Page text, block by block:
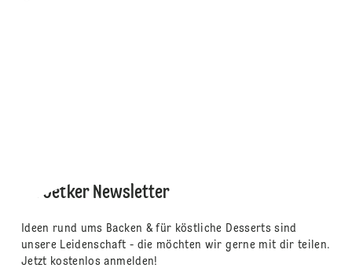
Dr. Oetker Newsletter
Ideen rund ums Backen & für köstliche Desserts sind
unsere Leidenschaft - die möchten wir gerne mit dir teilen.
Jetzt kostenlos anmelden!